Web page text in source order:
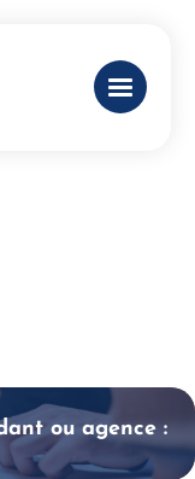
ou agence :